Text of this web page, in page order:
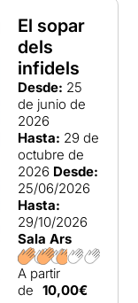
El sopar
dels
infidels
Desde: 25
de junio de
2026
Hasta: 29 de
octubre de
2026 Desde:
25/06/2026
Hasta:
29/10/2026
Sala Ars
A partir
de 10,00€